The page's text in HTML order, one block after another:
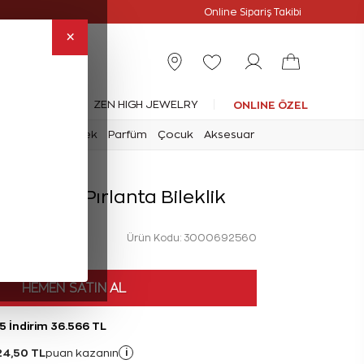
×
Online Sipariş Takibi
ZEN HIGH JEWELRY ONLINE ÖZEL
Erkek Parfüm Çocuk Aksesuar
Nazar Pırlanta Bileklik
Ürün Kodu: 3000692560
HEMEN SATIN AL
İndirim 36.566 TL
TL puan kazanın i